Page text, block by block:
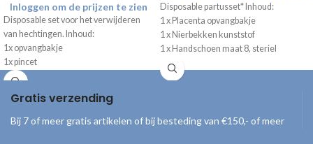
Inloggen om de prijzen te zien
Disposable set voor het verwijderen
van hechtingen. Inhoud:
1x opvangbakje
1x pincet
1x onthechtingsmesje
Per stuk, steriel verpakt.
Disposable partusset* Inhoud:
1 x Placenta opvangbakje
1 x Nierbekken kunststof
1 x Handschoen maat 8, steriel
2 x Splitkompres 10 x 10, steriel
1 x Afdekdoek 75 x 90 cm
1 x Slijmzuiger baby CH10
Gratis verzending
Bij 7 of meer gratis artikelen of bij besteding van €150,- of meer